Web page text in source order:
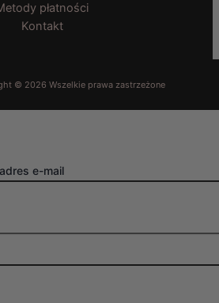
płatności
Kontakt
e-mail